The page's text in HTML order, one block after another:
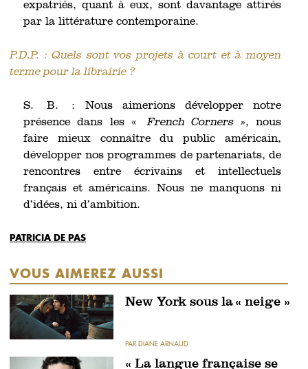
expatriés, quant à eux, sont davantage attirés
par la littérature contemporaine.
P.D.P. : Quels sont vos projets à court et à moyen
terme pour la librairie ?
S. B. : Nous aimerions développer notre
présence dans les «French Corners », nous
faire mieux connaître du public américain,
développer nos programmes de partenariats, de
rencontres entre écrivains et intellectuels
français et américains. Nous ne manquons ni
d’idées, ni d’ambition.
PATRICIA DE PAS
VOUS AIMEREZ AUSSI
New York sous la « neige »
PAR DIANE ARNAUD
« La langue française se